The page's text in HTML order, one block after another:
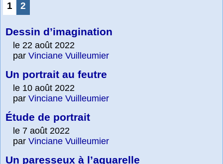
1 2
Dessin d’imagination
le 22 août 2022
par Vinciane Vuilleumier
Un portrait au feutre
le 10 août 2022
par Vinciane Vuilleumier
Étude de portrait
le 7 août 2022
par Vinciane Vuilleumier
Un paresseux à l’aquarelle